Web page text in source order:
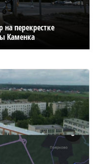
перекрестке
Каменка